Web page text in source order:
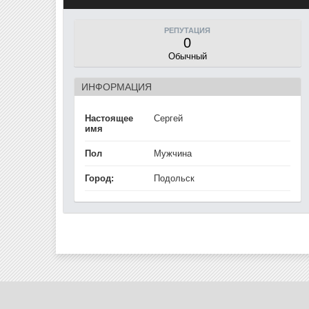
РЕПУТАЦИЯ
0
Обычный
ИНФОРМАЦИЯ
Настоящее
имя
Сергей
Пол Мужчина
Город: Подольск